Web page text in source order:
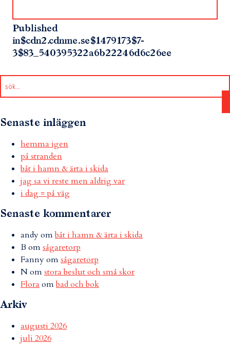
Published
in$cdn2.cdnme.se$1479173$7-
3$83_540395322a6b22246d6c26ee
Senaste inläggen
hemma igen
på stranden
båt i hamn & ärta i skida
jag sa vi reste men aldrig var
i dag = på väg
Senaste kommentarer
andyombåt i hamn & ärta i skida
B omsågaretorp
Fannyomsågaretorp
Nomstora beslut och små skor
Flora ombad och bok
Arkiv
augusti 2026
juli 2026